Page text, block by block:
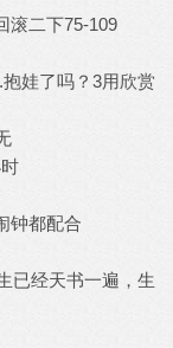
滚二下75-109
娃了吗？3用欣赏
钟都配合
已经天书一遍，生